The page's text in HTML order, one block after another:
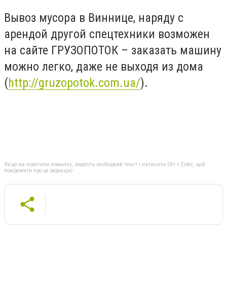
Вывоз мусора в Виннице, наряду с
арендой другой спецтехники возможен
на сайте ГРУЗОПОТОК – заказать машину
можно легко, даже не выходя из дома
(http://gruzopotok.com.ua/).
Якщо ви помітили помилку, виділіть необхідний текст і натисніть Ctrl + Enter, щоб
повідомити про це редакцію